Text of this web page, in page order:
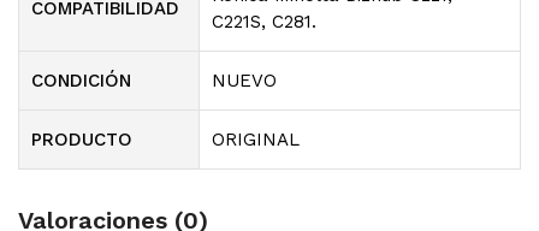
COMPATIBILIDAD
C221S, C281.
CONDICIÓN NUEVO
PRODUCTO ORIGINAL
Valoraciones (0)